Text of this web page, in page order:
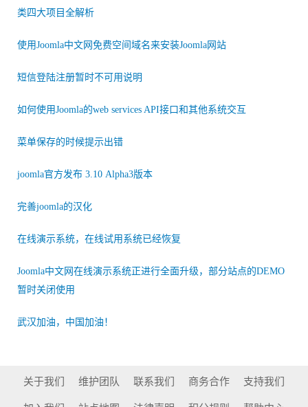
类四大项目全解析
使用Joomla中文网免费空间域名来安装Joomla网站
短信登陆注册暂时不可用说明
如何使用Joomla的web services API接口和其他系统交互
菜单保存的时候提示出错
joomla官方发布 3.10 Alpha3版本
完善joomla的汉化
在线演示系统，在线试用系统已经恢复
Joomla中文网在线演示系统正进行全面升级，部分站点的DEMO
暂时关闭使用
武汉加油，中国加油！
关于我们 维护团队 联系我们 商务合作 支持我们